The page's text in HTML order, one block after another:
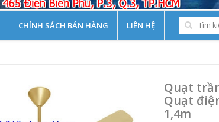
CHÍNH SÁCH BÁN HÀNG LIÊN HỆ
Quạt
Quạt
1,4m